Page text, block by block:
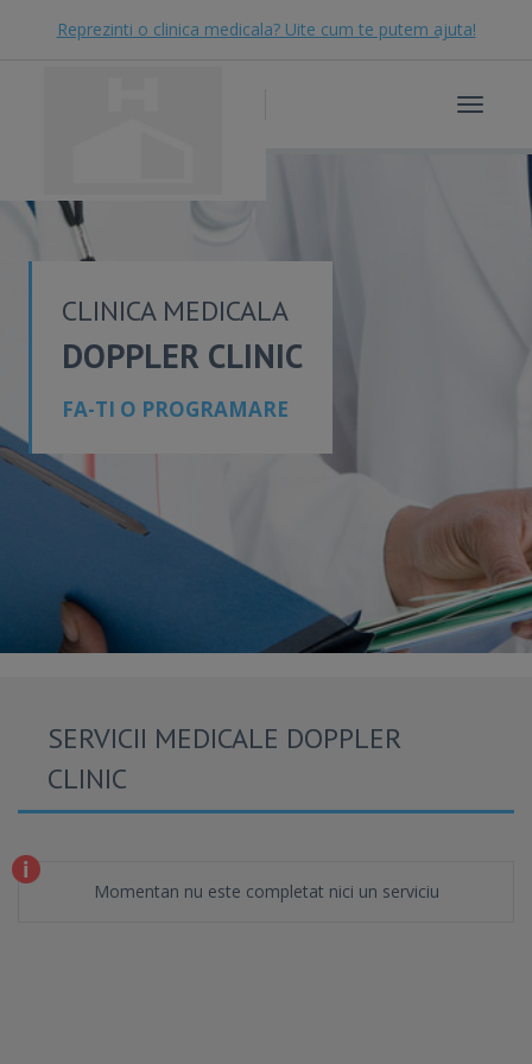
Reprezinti o clinica medicala? Uite cum te putem ajuta!
Toggle
CLINICA MEDICALA
DOPPLER CLINIC
FA-TI O PROGRAMARE
SERVICII MEDICALE DOPPLER
CLINIC
Momentan nu este completat nici un serviciu